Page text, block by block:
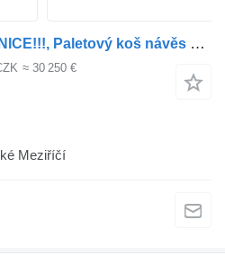
Schwarzmüller S1, BOČNICE!!!, Paletový koš návěs pro nákladní
≈ 30 250 €
Meziříčí